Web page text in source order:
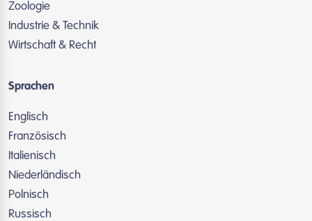
Zoologie
Industrie & Technik
Wirtschaft & Recht
Sprachen
Englisch
Französisch
Italienisch
Niederländisch
Polnisch
Russisch